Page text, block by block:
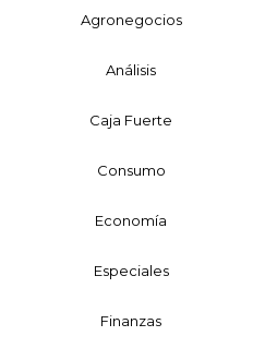
Agronegocios
Análisis
Caja Fuerte
Consumo
Economía
Especiales
Finanzas